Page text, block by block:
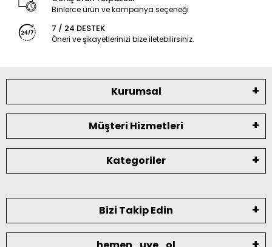
Binlerce ürün ve kampanya seçeneği
7 / 24 DESTEK
Öneri ve şikayetlerinizi bize iletebilirsiniz.
Kurumsal
Müşteri Hizmetleri
Kategoriler
Bizi Takip Edin